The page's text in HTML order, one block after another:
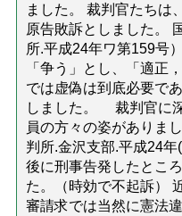
ました。 裁判官たちは
原告敗訴としました。
所.平成24年ワ第159号
「争う」とし、「適正
では虚偽は到底必要で
しました。 裁判官に
員の方々の姿がありま
判所.金沢支部.平成24
後に刑事告発したとこ
た。（時効で不起訴）
審請求では当然に憲法